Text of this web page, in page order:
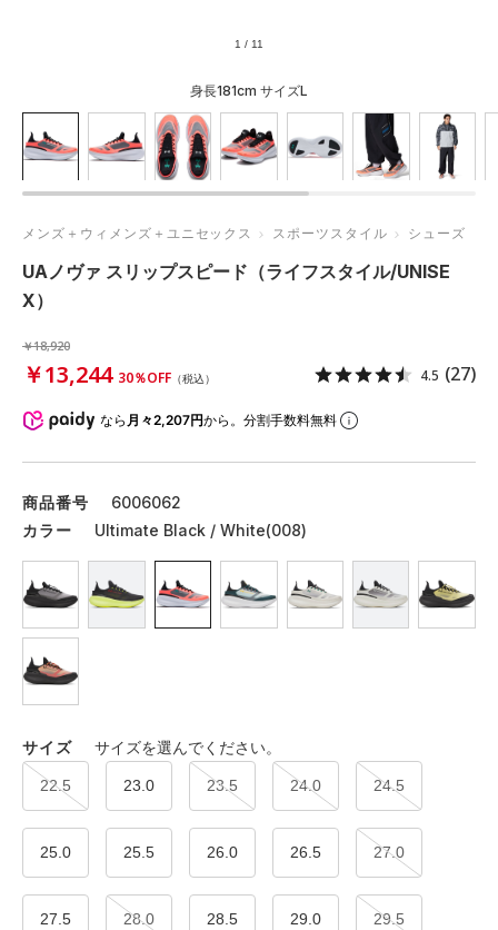
1 / 11
身長181cm サイズL
メンズ＋ウィメンズ＋ユニセックス スポーツスタイル シューズ
UAノヴァ スリップスピード（ライフスタイル/UNISE
X）
￥18,920
￥13,244 30％OFF （税込） 4.5 (27)
なら 月々2,207円から。分割手数料無料
商品番号
6006062
カラー
Ultimate Black / White(008)
サイズ サイズを選んでください。
22.5 23.0 23.5 24.0 24.5
25.0 25.5 26.0 26.5 27.0
27.5 28.0 28.5 29.0 29.5